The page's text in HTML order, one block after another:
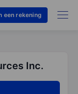
een rekening
Inc.